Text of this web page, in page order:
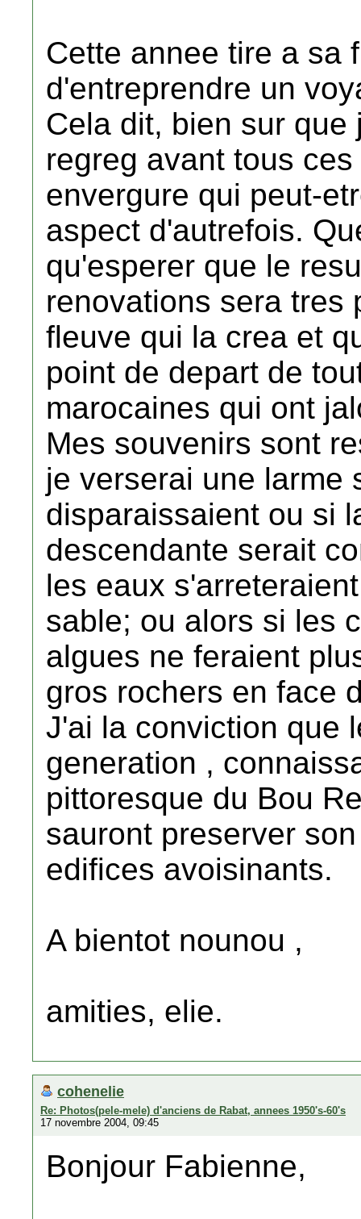
Cette annee tire a sa
d'entreprendre un
Cela dit, bien sur
regreg avant tous
envergure qui peut-
aspect d'autrefois.
qu'esperer que le
renovations sera tres
fleuve qui la crea et
point de depart de
marocaines qui ont
Mes souvenirs sont
je verserai une larme
disparaissaient ou si
descendante serait
les eaux
sable; ou alors si les
algues ne feraient
gros rochers en face
J'ai la conviction que
generation ,
pittoresque du Bou
sauront preserver
edifices avoisinants.
A bientot nounou ,
amities, elie.
cohenelie
Re: Photos(pele-mele) d'anciens de Rabat, annees 1950's-60's
17 novembre 2004, 09:45
Bonjour Fabienne,